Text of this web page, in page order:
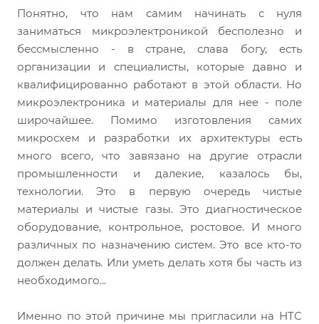
Понятно, что нам самим начинать с нуля
заниматься микроэлектроникой бесполезно и
бессмысленно - в стране, слава богу, есть
организации и специалисты, которые давно и
квалифицированно работают в этой области. Но
микроэлектроника и материалы для нее - поле
широчайшее. Помимо изготовления самих
микросхем и разработки их архитектуры есть
много всего, что завязано на другие отрасли
промышленности и далекие, казалось бы,
технологии. Это в первую очередь чистые
материалы и чистые газы. Это диагностическое
оборудование, контрольное, ростовое. И много
различных по назначению систем. Это все кто-то
должен делать. Или уметь делать хотя бы часть из
необходимого...
Именно по этой причине мы пригласили на НТС